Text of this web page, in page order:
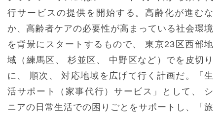
行サービスの提供を開始する。高齢化が進むな
か、高齢者ケアの必要性が高まっている社会環境
を背景にスタートするもので、 東京23区西部地
域（練馬区、 杉並区、 中野区など）でを皮切り
に、 順次、 対応地域を広げて行く計画だ。「生
活サポート（家事代行）サービス」として、 シ
ニアの日常生活での困りごとをサポートし、「旅